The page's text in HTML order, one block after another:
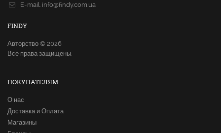
E-mail. info@findy.com.ua
FINDY
Авторство © 2026
Все права защищены.
ПОКУПАТЕЛЯМ
О нас
Доставка и Оплата
Магазины